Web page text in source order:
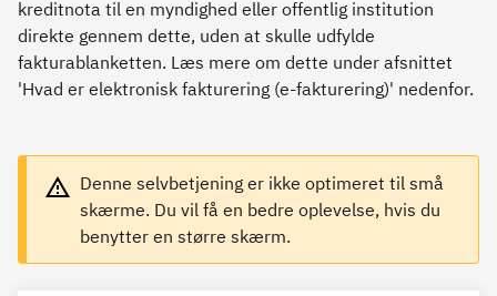
kreditnota til en myndighed eller offentlig institution
direkte gennem dette, uden at skulle udfylde
fakturablanketten. Læs mere om dette under afsnittet
'Hvad er elektronisk fakturering (e-fakturering)' nedenfor.
Denne selvbetjening er ikke optimeret til små
skærme. Du vil få en bedre oplevelse, hvis du
benytter en større skærm.